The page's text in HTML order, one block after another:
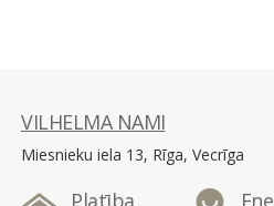
VILHELMA NAMI
Miesnieku iela 13, Rīga, Vecrīga
Platība